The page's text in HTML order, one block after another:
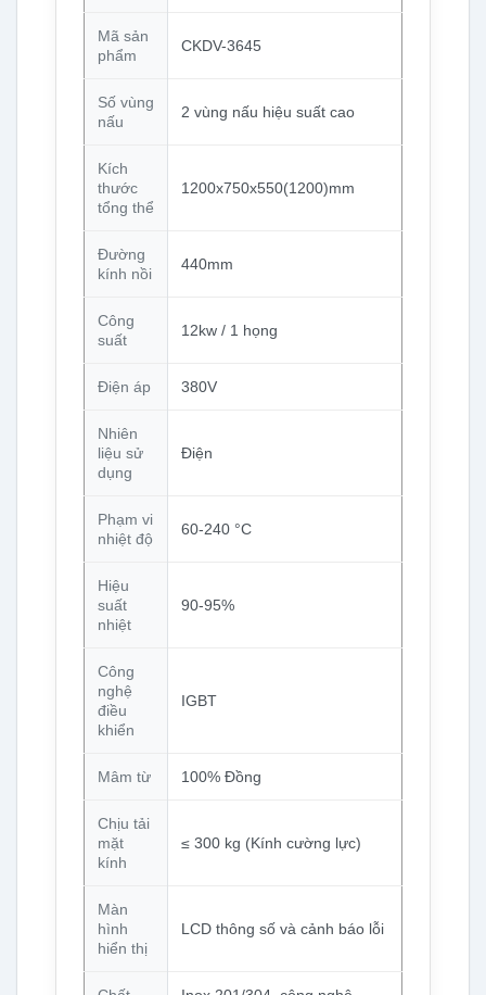
Mã sản
phẩm
CKDV-3645
Số vùng
nấu
2 vùng nấu hiệu suất cao
Kích
thước
tổng thể
1200x750x550(1200)mm
Đường
kính nồi
440mm
Công
suất
12kw / 1 họng
Điện áp 380V
Nhiên
liệu sử
dụng
Điện
Phạm vi
nhiệt độ
60-240 °C
Hiệu
suất
nhiệt
90-95%
Công
nghệ
điều
khiển
IGBT
Mâm từ 100% Đồng
Chịu tải
mặt
kính
≤ 300 kg (Kính cường lực)
Màn
hình
hiển thị
LCD thông số và cảnh báo lỗi